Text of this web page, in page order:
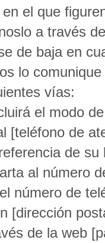
el que
a través
de baja en
lo
vías:
el modo
[teléfono de
de
al número
número de
[dirección
de la web